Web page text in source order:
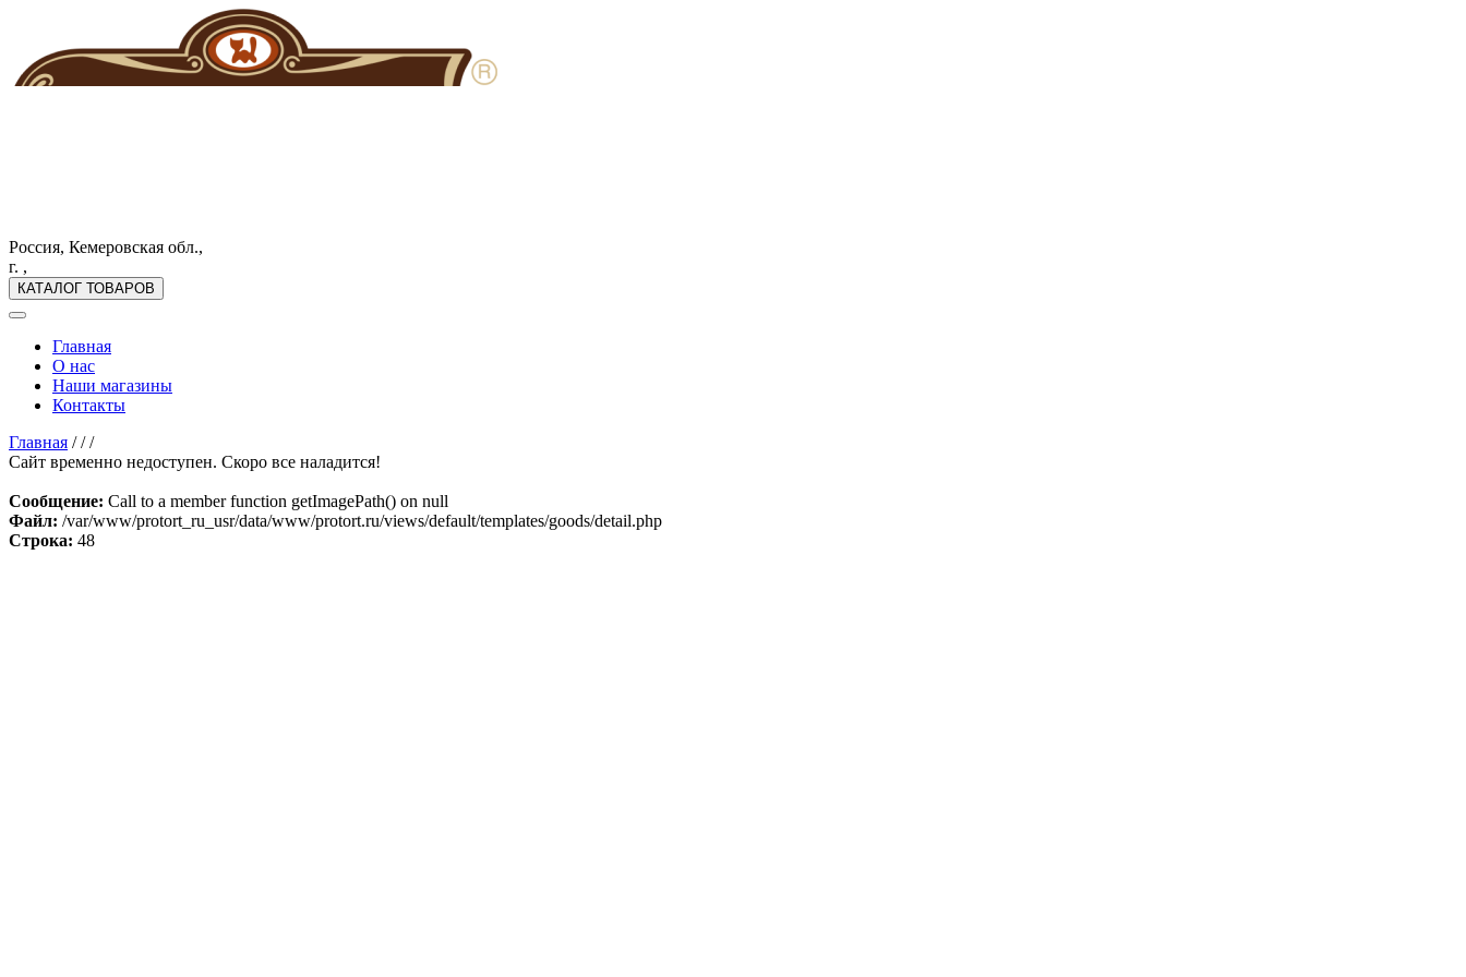
Россия, Кемеровская обл.,
г. ,
КАТАЛОГ ТОВАРОВ
Главная
О нас
Наши магазины
Контакты
Главная ///
Сайт временно недоступен. Скоро все наладится!
Сообщение: Call to a member function getImagePath() on null
Файл: /var/www/protort_ru_usr/data/www/protort.ru/views/default/templates/goods/detail.php
Строка: 48